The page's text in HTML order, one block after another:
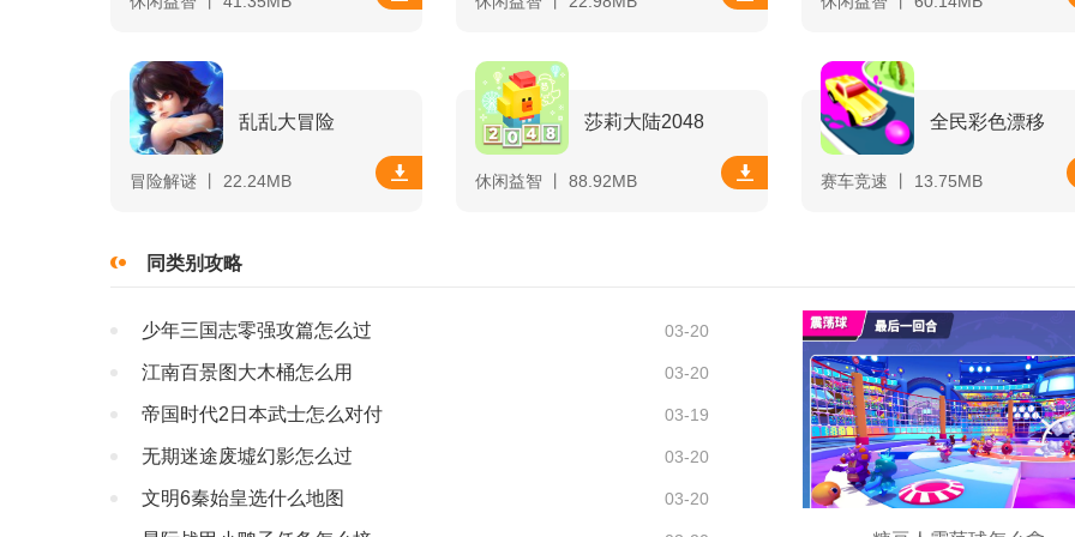
乱乱大冒险
冒险解谜 丨 22.24MB
莎莉大陆2048
休闲益智 丨 88.92MB
全民彩色漂移
赛车竞速 丨 13.75MB
同类别攻略
少年三国志零强攻篇怎么过 03-20
江南百景图大木桶怎么用 03-20
帝国时代2日本武士怎么对付 03-19
无期迷途废墟幻影怎么过 03-20
文明6秦始皇选什么地图 03-20